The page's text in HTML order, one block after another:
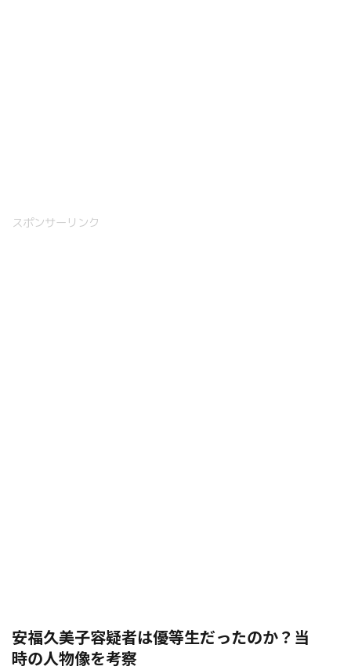
スポンサーリンク
安福久美子容疑者は優等生だったのか？当
時の人物像を考察